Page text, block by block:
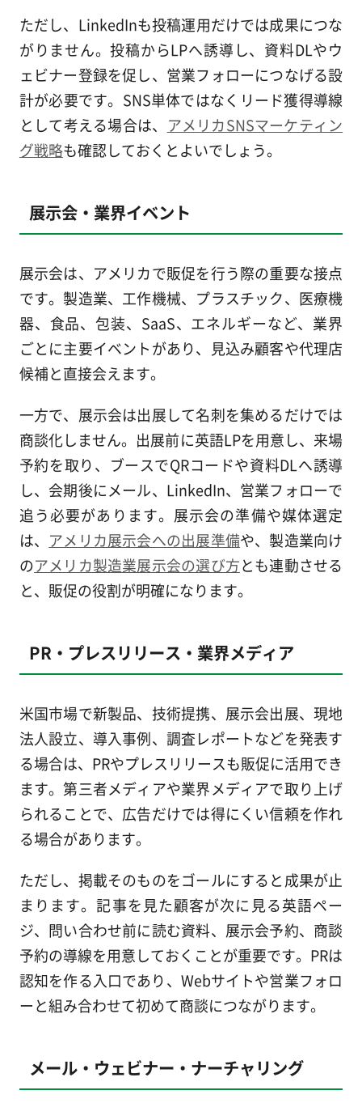
ただし、LinkedInも投稿運用だけでは成果につな
がりません。投稿からLPへ誘導し、資料DLやウ
ェビナー登録を促し、営業フォローにつなげる設
計が必要です。SNS単体ではなくリード獲得導線
として考える場合は、 アメリカSNSマーケティン
グ戦略も確認しておくとよいでしょう。
展示会・業界イベント
展示会は、アメリカで販促を行う際の重要な接点
です。製造業、工作機械、プラスチック、医療機
器、食品、包装、SaaS、エネルギーなど、業界
ごとに主要イベントがあり、見込み顧客や代理店
候補と直接会えます。
一方で、展示会は出展して名刺を集めるだけでは
商談化しません。出展前に英語LPを用意し、来場
予約を取り、ブースでQRコードや資料DLへ誘導
し、会期後にメール、LinkedIn、営業フォローで
追う必要があります。展示会の準備や媒体選定
は、 アメリカ展示会への出展準備や、製造業向け
のアメリカ製造業展示会の選び方とも連動させる
と、販促の役割が明確になります。
PR・プレスリリース・業界メディア
米国市場で新製品、技術提携、展示会出展、現地
法人設立、導入事例、調査レポートなどを発表す
る場合は、PRやプレスリリースも販促に活用でき
ます。第三者メディアや業界メディアで取り上げ
られることで、広告だけでは得にくい信頼を作れ
る場合があります。
ただし、掲載そのものをゴールにすると成果が止
まります。記事を見た顧客が次に見る英語ペー
ジ、問い合わせ前に読む資料、展示会予約、商談
予約の導線を用意しておくことが重要です。PRは
認知を作る入口であり、Webサイトや営業フォロ
ーと組み合わせて初めて商談につながります。
メール・ウェビナー・ナーチャリング